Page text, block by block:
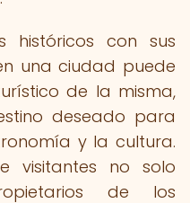
históricos con sus
una ciudad puede
de la misma,
deseado para
y la cultura.
visitantes no solo
de los